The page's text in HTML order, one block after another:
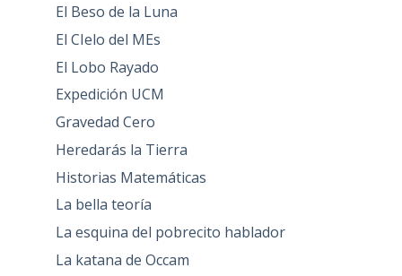
El Beso de la Luna
El CIelo del MEs
El Lobo Rayado
Expedición UCM
Gravedad Cero
Heredarás la Tierra
Historias Matemáticas
La bella teoría
La esquina del pobrecito hablador
La katana de Occam